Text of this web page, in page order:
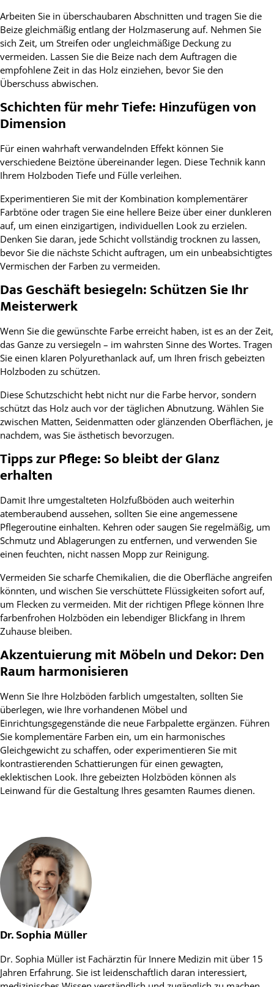
Arbeiten Sie in überschaubaren Abschnitten und tragen Sie die
Beize gleichmäßig entlang der Holzmaserung auf. Nehmen Sie
sich Zeit, um Streifen oder ungleichmäßige Deckung zu
vermeiden. Lassen Sie die Beize nach dem Auftragen die
empfohlene Zeit in das Holz einziehen, bevor Sie den
Überschuss abwischen.
Schichten für mehr Tiefe: Hinzufügen von
Dimension
Für einen wahrhaft verwandelnden Effekt können Sie
verschiedene Beiztöne übereinander legen. Diese Technik kann
Ihrem Holzboden Tiefe und Fülle verleihen.
Experimentieren Sie mit der Kombination komplementärer
Farbtöne oder tragen Sie eine hellere Beize über einer dunkleren
auf, um einen einzigartigen, individuellen Look zu erzielen.
Denken Sie daran, jede Schicht vollständig trocknen zu lassen,
bevor Sie die nächste Schicht auftragen, um ein unbeabsichtigtes
Vermischen der Farben zu vermeiden.
Das Geschäft besiegeln: Schützen Sie Ihr
Meisterwerk
Wenn Sie die gewünschte Farbe erreicht haben, ist es an der Zeit,
das Ganze zu versiegeln – im wahrsten Sinne des Wortes. Tragen
Sie einen klaren Polyurethanlack auf, um Ihren frisch gebeizten
Holzboden zu schützen.
Diese Schutzschicht hebt nicht nur die Farbe hervor, sondern
schützt das Holz auch vor der täglichen Abnutzung. Wählen Sie
zwischen Matten, Seidenmatten oder glänzenden Oberflächen, je
nachdem, was Sie ästhetisch bevorzugen.
Tipps zur Pflege: So bleibt der Glanz
erhalten
Damit Ihre umgestalteten Holzfußböden auch weiterhin
atemberaubend aussehen, sollten Sie eine angemessene
Pflegeroutine einhalten. Kehren oder saugen Sie regelmäßig, um
Schmutz und Ablagerungen zu entfernen, und verwenden Sie
einen feuchten, nicht nassen Mopp zur Reinigung.
Vermeiden Sie scharfe Chemikalien, die die Oberfläche angreifen
könnten, und wischen Sie verschüttete Flüssigkeiten sofort auf,
um Flecken zu vermeiden. Mit der richtigen Pflege können Ihre
farbenfrohen Holzböden ein lebendiger Blickfang in Ihrem
Zuhause bleiben.
Akzentuierung mit Möbeln und Dekor: Den
Raum harmonisieren
Wenn Sie Ihre Holzböden farblich umgestalten, sollten Sie
überlegen, wie Ihre vorhandenen Möbel und
Einrichtungsgegenstände die neue Farbpalette ergänzen. Führen
Sie komplementäre Farben ein, um ein harmonisches
Gleichgewicht zu schaffen, oder experimentieren Sie mit
kontrastierenden Schattierungen für einen gewagten,
eklektischen Look. Ihre gebeizten Holzböden können als
Leinwand für die Gestaltung Ihres gesamten Raumes dienen.
Dr. Sophia Müller
Dr. Sophia Müller ist Fachärztin für Innere Medizin mit über 15
Jahren Erfahrung. Sie ist leidenschaftlich daran interessiert,